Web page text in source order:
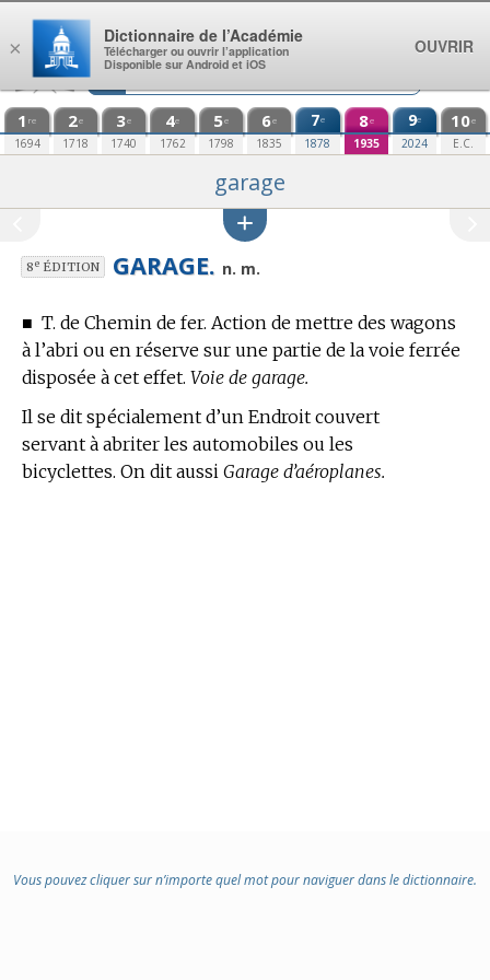
Aller au contenu
1 re
1694
2e
1718
3e
1740
4e
1762
5e
1798
6e
1835
7e
1878
8e
1935
9e
2024
10e
E.C.
garage
8eÉDITION GARAGE. n. m.
■ T. de Chemin de fer. Action de mettre des wagons
à l’abri ou en réserve sur une partie de la voie ferrée
disposée à cet effet. Voie de garage.
Il se dit spécialement d’un Endroit couvert
servant à abriter les automobiles ou les
bicyclettes. On dit aussi Garage d’aéroplanes.
Vous pouvez cliquer sur n’importe quel mot pour naviguer dans le dictionnaire.
×
Dictionnaire de l’Académie
Télécharger ou ouvrir l’application
Disponible sur Android et iOS
OUVRIR